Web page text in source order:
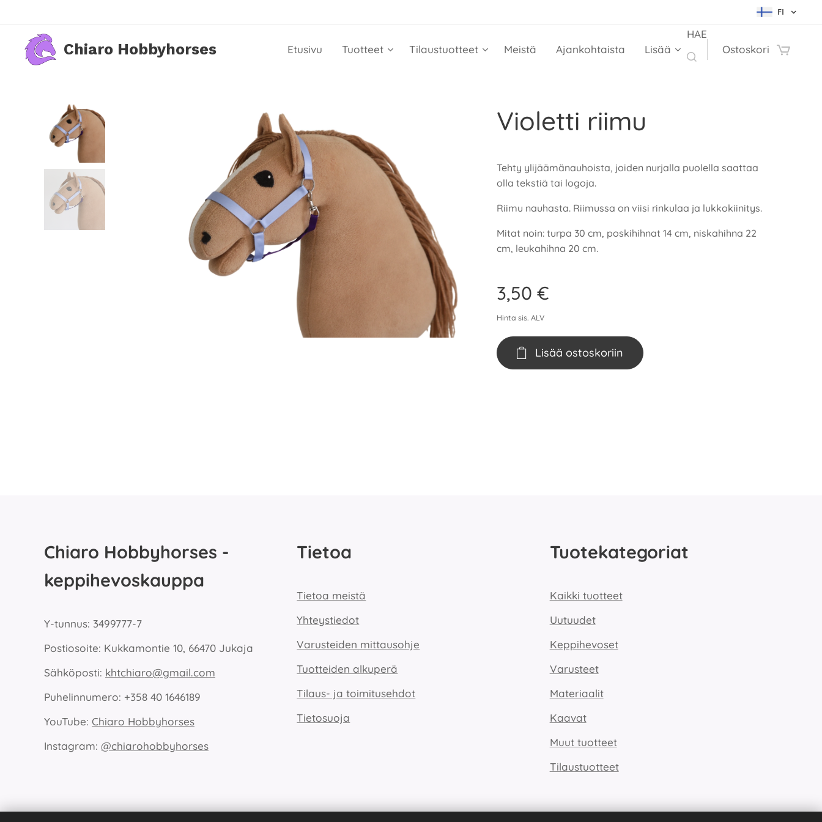
FI
Chiaro Hobbyhorses Etusivu Tuotteet Tilaustuotteet Meistä Ajankohtaista Lisää
HAE
Ostoskori
Violetti riimu
Tehty ylijäämänauhoista, joiden nurjalla puolella saattaa
olla tekstiä tai logoja.
Riimu nauhasta. Riimussa on viisi rinkulaa ja lukkokiinitys.
Mitat noin: turpa 30 cm, poskihihnat 14 cm, niskahihna 22
cm, leukahihna 20 cm.
3,50 €
Hinta sis. ALV
Lisää ostoskoriin
Chiaro Hobbyhorses -
keppihevoskauppa
Y-tunnus: 3499777-7
Postiosoite: Kukkamontie 10, 66470 Jukaja
Sähköposti: khtchiaro@gmail.com
Puhelinnumero: +358 40 1646189
YouTube: Chiaro Hobbyhorses
Instagram: @chiarohobbyhorses
Tietoa
Tietoa meistä
Yhteystiedot
Varusteiden mittausohje
Tuotteiden alkuperä
Tilaus- ja toimitusehdot
Tietosuoja
Tuotekategoriat
Kaikki tuotteet
Uutuudet
Keppihevoset
Varusteet
Materiaalit
Kaavat
Muut tuotteet
Tilaustuotteet